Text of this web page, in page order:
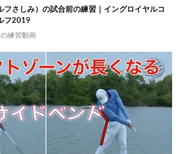
フさしみ）の試合前の練習｜イングロイヤルコ
フ2019
練習動画